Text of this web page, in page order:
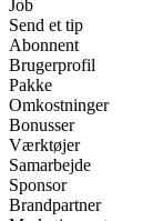
Job
Send et tip
Abonnent
Brugerprofil
Pakke
Omkostninger
Bonusser
Værktøjer
Samarbejde
Sponsor
Brandpartner